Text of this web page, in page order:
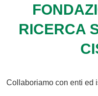
RICERCA
Collaboriamo con enti ed